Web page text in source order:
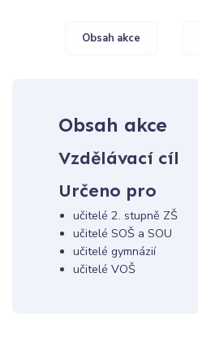
Obsah akce
Obsah akce
Vzdělávací cíl
Určeno pro
učitelé 2. stupně ZŠ
učitelé SOŠ a SOU
učitelé gymnázií
učitelé VOŠ